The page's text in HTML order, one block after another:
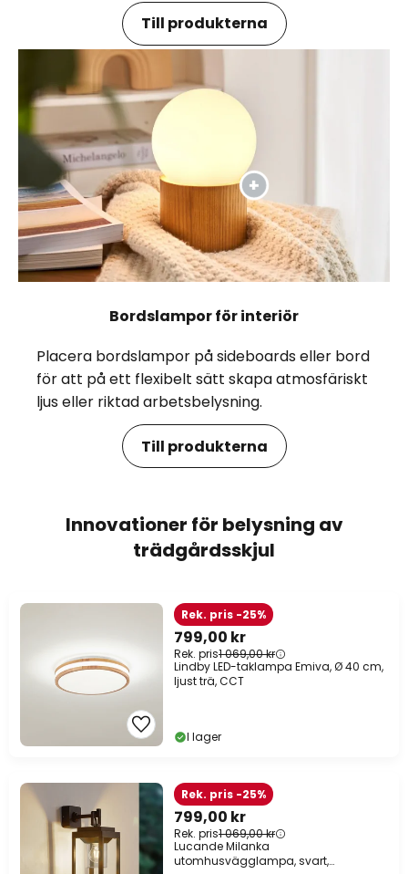
Till produkterna
Bordslampor för interiör
Placera bordslampor på sideboards eller bord
för att på ett flexibelt sätt skapa atmosfäriskt
ljus eller riktad arbetsbelysning.
Till produkterna
Innovationer för belysning av
trädgårdsskjul
799,00 kr
Rek. pris1 069,00 kr
Rek. pris -25%
Lindby LED-taklampa Emiva, Ø 40 cm,
ljust trä, CCT
I lager
799,00 kr
Rek. pris1 069,00 kr
Rek. pris -25%
Lucande Milanka
utomhusvägglampa, svart,